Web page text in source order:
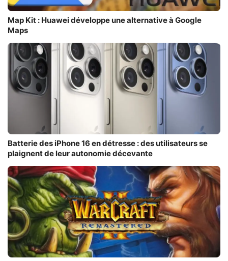
Map Kit : Huawei développe une alternative à Google
Maps
Batterie des iPhone 16 en détresse : des utilisateurs se
plaignent de leur autonomie décevante